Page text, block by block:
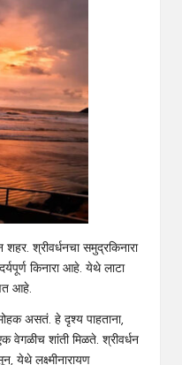
शहर. श्रीवर्धनचा समुद्रकिनारा
किनारा आहे. येथे लाटा
आहे.
असतं. हे दृश्य पाहताना,
वेगळीच शांती मिळते. श्रीवर्धन
येथे लक्ष्मीनारायण